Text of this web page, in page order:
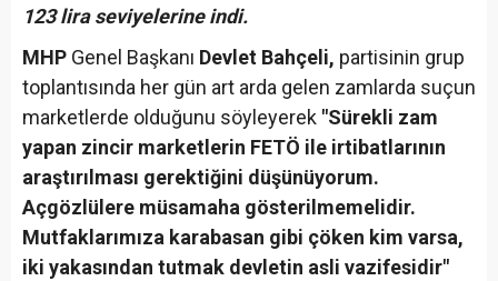
123 lira seviyelerine indi.
MHP Genel Başkanı Devlet Bahçeli, partisinin grup
toplantısında her gün art arda gelen zamlarda suçun
marketlerde olduğunu söyleyerek "Sürekli zam
yapan zincir marketlerin FETÖ ile irtibatlarının
araştırılması gerektiğini düşünüyorum.
Açgözlülere müsamaha gösterilmemelidir.
Mutfaklarımıza karabasan gibi çöken kim varsa,
iki yakasından tutmak devletin asli vazifesidir"